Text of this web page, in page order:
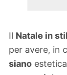
Il Natale in
per avere, in
siano